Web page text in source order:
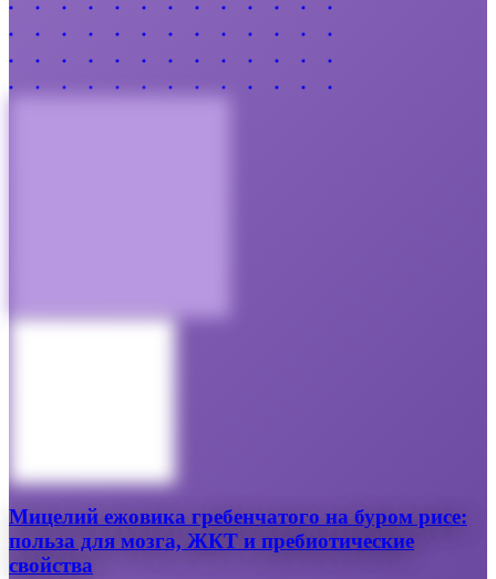
Мицелий ежовика гребенчатого на буром рисе:
польза для мозга, ЖКТ и пребиотические
свойства